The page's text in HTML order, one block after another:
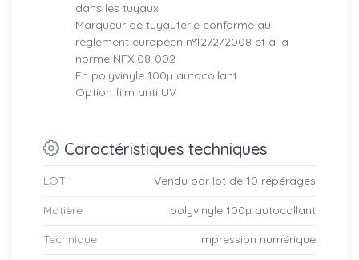
dans les tuyaux
Marqueur de tuyauterie conforme au
règlement européen n°1272/2008 et à la
norme NFX 08-002
En polyvinyle 100µ autocollant
Option film anti UV
Caractéristiques techniques
LOT Vendu par lot de 10 repérages
Matière polyvinyle 100µ autocollant
Technique impression numérique